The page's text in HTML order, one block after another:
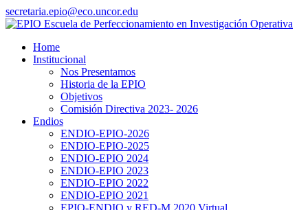
secretaria.epio@eco.uncor.edu
Home
Institucional
Nos Presentamos
Historia de la EPIO
Objetivos
Comisión Directiva 2023- 2026
Endios
ENDIO-EPIO-2026
ENDIO-EPIO-2025
ENDIO-EPIO 2024
ENDIO-EPIO 2023
ENDIO-EPIO 2022
ENDIO-EPIO 2021
EPIO-ENDIO y RED-M 2020 Virtual